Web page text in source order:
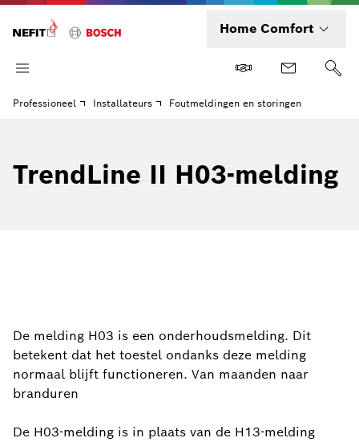
Home Comfort
Professioneel Installateurs Foutmeldingen en storingen
TrendLine II H03-melding
De melding H03 is een onderhoudsmelding. Dit
betekent dat het toestel ondanks deze melding
normaal blijft functioneren. Van maanden naar
branduren
De H03-melding is in plaats van de H13-melding